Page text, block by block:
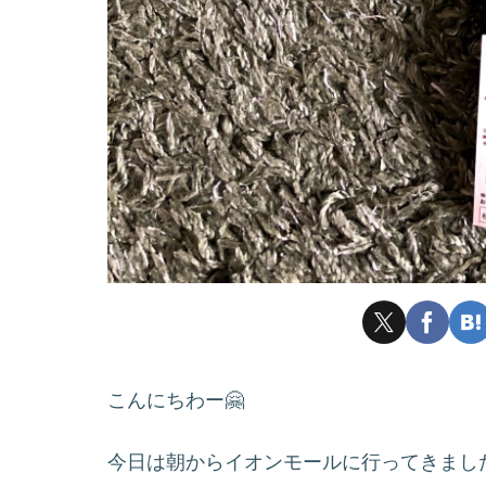
こんにちわー🤗
今日は朝からイオンモールに行ってきまし